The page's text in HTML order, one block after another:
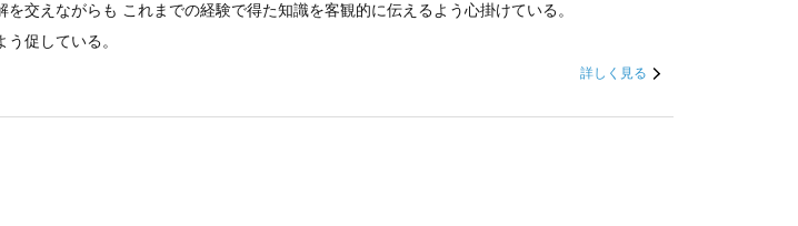
交えながらも これまでの経験で得た知識を客観的に伝えるよう心掛けている。
促している。
詳しく見る